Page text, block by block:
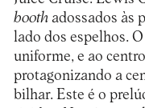
boothadossados às
lado dos espelhos.
uniforme, e ao
protagonizando a
bilhar. Este é o